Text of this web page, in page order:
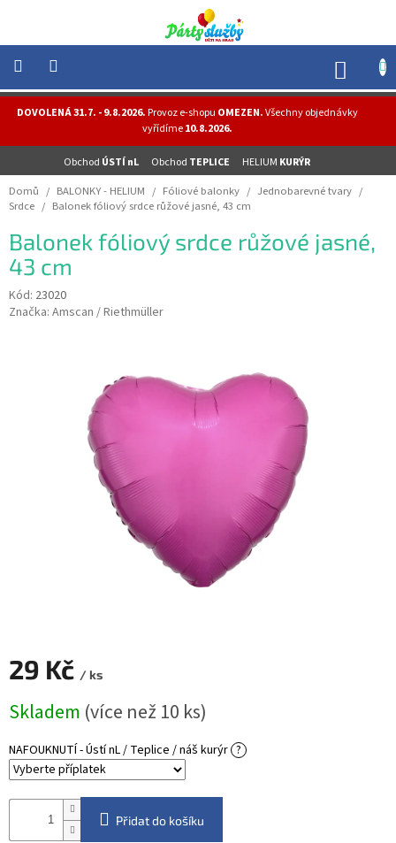
obsah
DOVOLENÁ 31.7. - 9.8.2026.Provoz e-shopu OMEZEN.Všechny objednávky
vyřídíme10.8.2026.
Obchod ÚSTÍ nL Obchod TEPLICE HELIUM KURÝR
NOVINKY
HELIUM
-
OSLAVY
MASKY
-
KOSTÝMY
Domů / BALONKY - HELIUM / Fóliové balonky / Jednobarevné tvary /
Srdce / Balonek fóliový srdce růžové jasné, 43 cm
Balonek fóliový srdce růžové jasné,
43 cm
Kód: 23020
Značka: Amscan / Riethmüller
29 Kč / ks
cena:
Skladem (více než 10 ks)
NAFOUKNUTÍ - Ústí nL / Teplice / náš kurýr ?
Přidat do košíku